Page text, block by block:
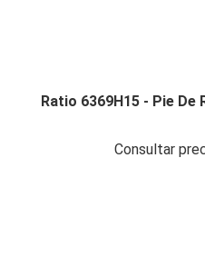
Ratio 6369H15 - Pie De
Consultar